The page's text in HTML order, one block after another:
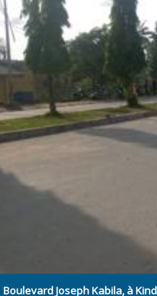
Boulevard Joseph Kabila, à